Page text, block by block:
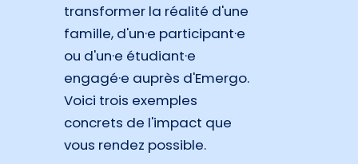
transformer la réalité d'une
famille, d'un·e participant·e
ou d'un·e étudiant·e
engagé·e auprès d'Emergo.
Voici trois exemples
concrets de l'impact que
vous rendez possible.